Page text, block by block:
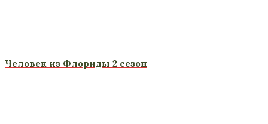
Человек из Флориды 2 сезон